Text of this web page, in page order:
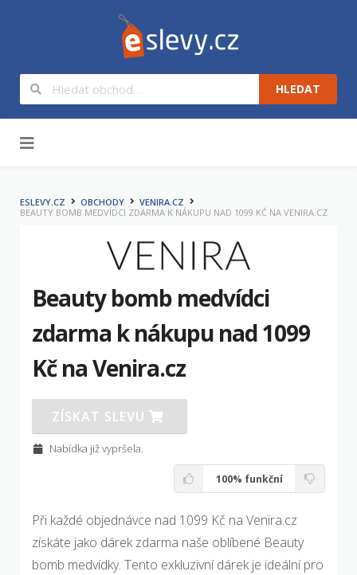
HLEDAT
ESLEVY.CZ OBCHODY
VENIRA.CZ
BEAUTY BOMB MEDVÍDCI ZDARMA K NÁKUPU NAD 1099 KČ NA VENIRA.CZ
Beauty bomb medvídci
zdarma k nákupu nad 1099
Kč na Venira.cz
ZÍSKAT SLEVU
Nabídka již vypršela.
100% funkční
Při každé objednávce nad 1099 Kč na Venira.cz
získáte jako dárek zdarma naše oblíbené Beauty
bomb medvídky. Tento exkluzivní dárek je ideální pro